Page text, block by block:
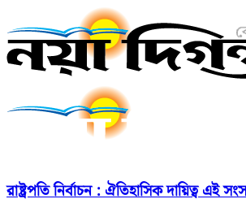
রাষ্ট্রপতি নির্বাচন : ঐতিহাসিক দায়িত্ব এই